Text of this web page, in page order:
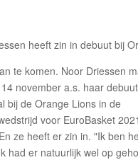
te komen. Noor Driessen
november a.s. haar
bij de Orange Lions in de
voor EuroBasket
ze heeft er zin in. "Ik ben
had er natuurlijk wel op